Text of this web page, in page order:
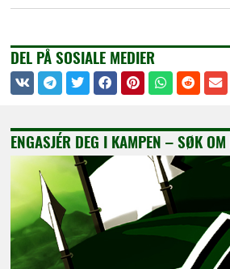
DEL PÅ SOSIALE MEDIER
ENGASJÉR DEG I KAMPEN – SØK